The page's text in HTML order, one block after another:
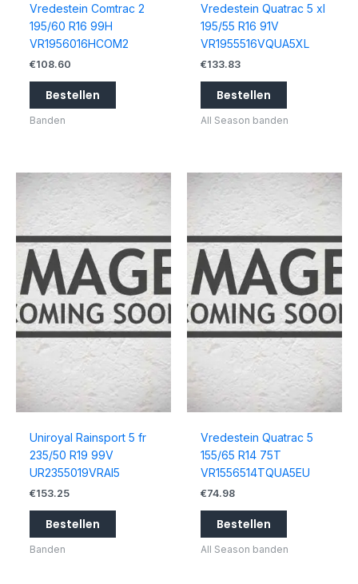
Vredestein Comtrac 2
195/60 R16 99H
VR1956016HCOM2
€108.60
Bestellen
Banden
Vredestein Quatrac 5 xl
195/55 R16 91V
VR1955516VQUA5XL
€133.83
Bestellen
All Season banden
Uniroyal Rainsport 5 fr
235/50 R19 99V
UR2355019VRAI5
€153.25
Bestellen
Banden
Vredestein Quatrac 5
155/65 R14 75T
VR1556514TQUA5EU
€74.98
Bestellen
All Season banden